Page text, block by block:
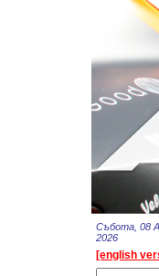
Събота, 08
2026
[english